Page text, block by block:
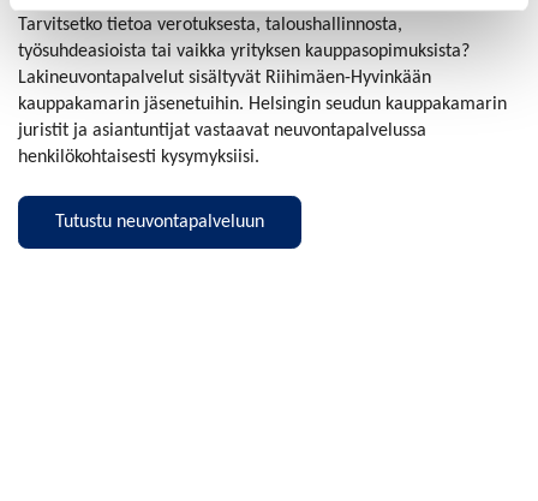
Tarvitsetko tietoa verotuksesta, taloushallinnosta,
työsuhdeasioista tai vaikka yrityksen kauppasopimuksista?
Lakineuvontapalvelut sisältyvät Riihimäen-Hyvinkään
kauppakamarin jäsenetuihin. Helsingin seudun kauppakamarin
juristit ja asiantuntijat vastaavat neuvontapalvelussa
henkilökohtaisesti kysymyksiisi.
Tutustu neuvontapalveluun